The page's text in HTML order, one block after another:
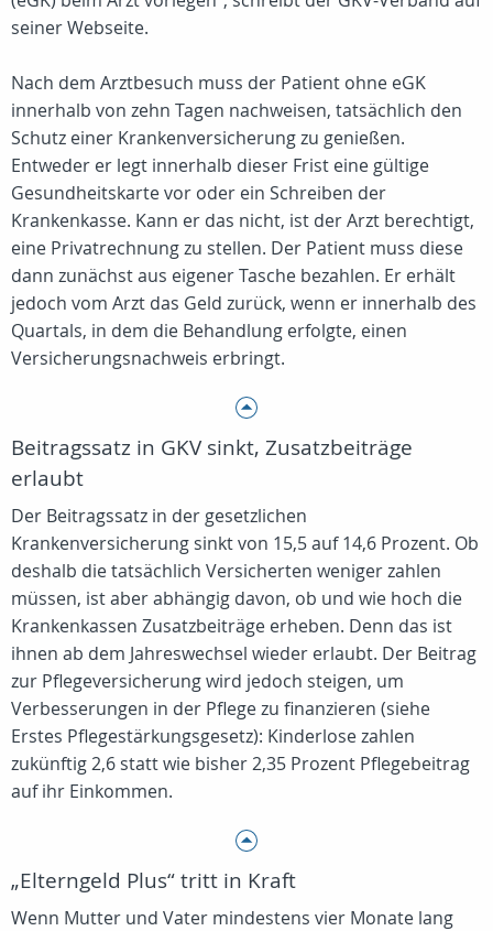
seiner Webseite.
Nach dem Arztbesuch muss der Patient ohne eGK
innerhalb von zehn Tagen nachweisen, tatsächlich den
Schutz einer Krankenversicherung zu genießen.
Entweder er legt innerhalb dieser Frist eine gültige
Gesundheitskarte vor oder ein Schreiben der
Krankenkasse. Kann er das nicht, ist der Arzt berechtigt,
eine Privatrechnung zu stellen. Der Patient muss diese
dann zunächst aus eigener Tasche bezahlen. Er erhält
jedoch vom Arzt das Geld zurück, wenn er innerhalb des
Quartals, in dem die Behandlung erfolgte, einen
Versicherungsnachweis erbringt.
Beitragssatz in GKV sinkt, Zusatzbeiträge
erlaubt
Der Beitragssatz in der gesetzlichen
Krankenversicherung sinkt von 15,5 auf 14,6 Prozent. Ob
deshalb die tatsächlich Versicherten weniger zahlen
müssen, ist aber abhängig davon, ob und wie hoch die
Krankenkassen Zusatzbeiträge erheben. Denn das ist
ihnen ab dem Jahreswechsel wieder erlaubt. Der Beitrag
zur Pflegeversicherung wird jedoch steigen, um
Verbesserungen in der Pflege zu finanzieren (siehe
Erstes Pflegestärkungsgesetz): Kinderlose zahlen
zukünftig 2,6 statt wie bisher 2,35 Prozent Pflegebeitrag
auf ihr Einkommen.
„Elterngeld Plus“ tritt in Kraft
Wenn Mutter und Vater mindestens vier Monate lang